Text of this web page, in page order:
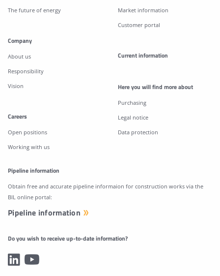
The future of energy
Market information
Customer portal
Company
About us
Responsibility
Vision
Careers
Open positions
Working with us
Current information
Here you will find more about
Purchasing
Legal notice
Data protection
Pipeline information
Obtain free and accurate pipeline informaion for construction works via the
BIL online portal:
Pipeline information
Do you wish to receive up-to-date information?